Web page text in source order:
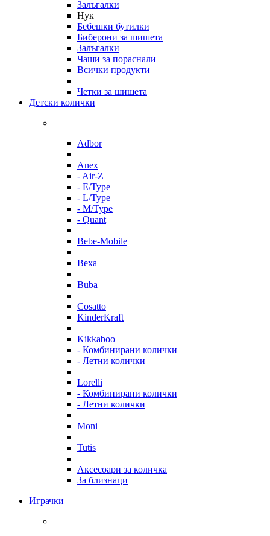
Залъгалки
Нук
Бебешки бутилки
Биберони за шишета
Залъгалки
Чаши за пораснали
Всички продукти
Четки за шишета
Детски колички
Adbor
Anex
- Air-Z
- E/Type
- L/Type
- M/Type
- Quant
Bebe-Mobile
Bexa
Buba
Cosatto
KinderKraft
Kikkaboo
- Комбинирани колички
- Летни колички
Lorelli
- Комбинирани колички
- Летни колички
Moni
Tutis
Аксесоари за количка
За близнаци
Играчки